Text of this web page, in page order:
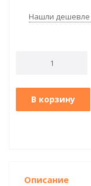
Нашли
В корзину
Описание